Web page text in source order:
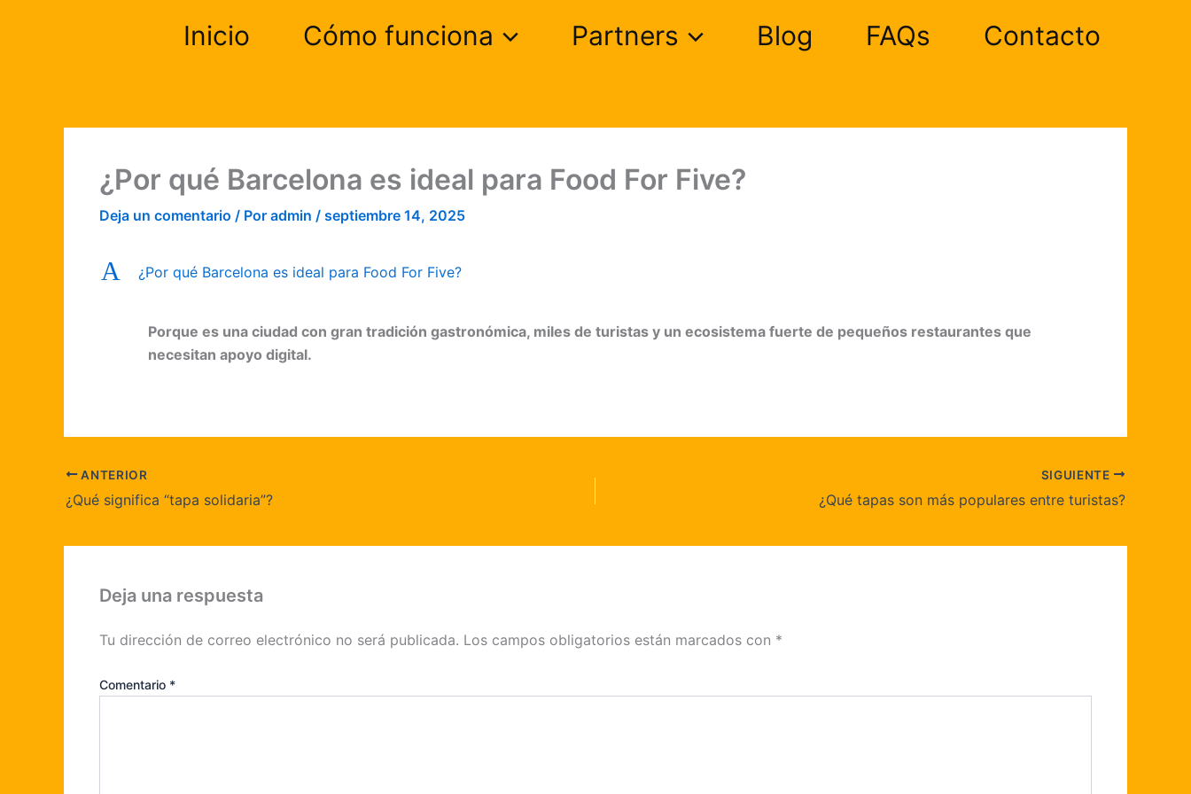
Inicio Cómo funciona Partners Blog FAQs Contacto
¿Por qué Barcelona es ideal para Food For Five?
Deja un comentario / Por admin / septiembre 14, 2025
A ¿Por qué Barcelona es ideal para Food For Five?
Porque es una ciudad con gran tradición gastronómica, miles de turistas y un ecosistema fuerte de pequeños restaurantes que
necesitan apoyo digital.
ANTERIOR
¿Qué significa “tapa solidaria”?
SIGUIENTE
¿Qué tapas son más populares entre turistas?
Deja una respuesta
Tu dirección de correo electrónico no será publicada. Los campos obligatorios están marcados con *
Comentario *